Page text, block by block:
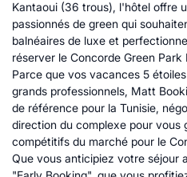
Kantaoui (36 trous), l'hôtel offre
passionnés de green qui
balnéaires de luxe et
réserver le Concorde Green
Parce que vos vacances 5
grands professionnels, Matt
de référence pour la Tunisie,
direction du complexe pour vous
compétitifs du marché pour le
Que vous anticipiez votre séjour